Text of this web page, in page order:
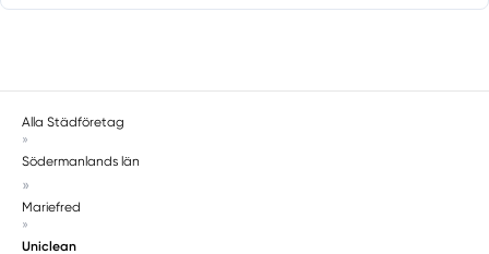
Alla Städföretag
»
Södermanlands län
»
Mariefred
»
Uniclean